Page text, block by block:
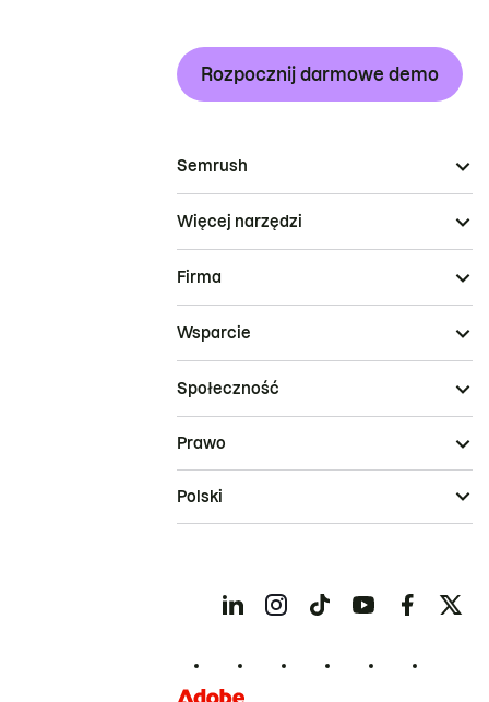
Rozpocznij darmowe demo
Semrush
Więcej narzędzi
Firma
Wsparcie
Społeczność
Prawo
Polski